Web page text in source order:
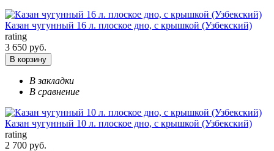
Казан чугунный 16 л. плоское дно, с крышкой (Узбекский)
rating
3 650 руб.
В корзину
В закладки
В сравнение
Казан чугунный 10 л. плоское дно, с крышкой (Узбекский)
rating
2 700 руб.